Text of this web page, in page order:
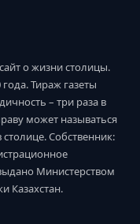
о жизни столицы.
года. Тираж газеты
– три раза в
может называться
Собственник:
Министерством
Казахстан.